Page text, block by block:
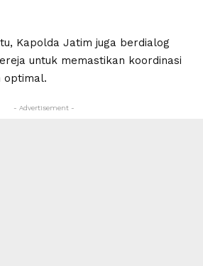
Kapolda Jatim juga berdialog
untuk memastikan koordinasi
optimal.
- Advertisement -